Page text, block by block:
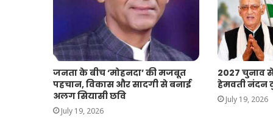
जनता के बीच ‘मोहनदा’ की मजबूत
पहचान, विकास और सादगी से बनाई
अलग सियासी छवि
July 19, 2026
2027 चुनाव
हेमवती नंदन
July 19, 2026